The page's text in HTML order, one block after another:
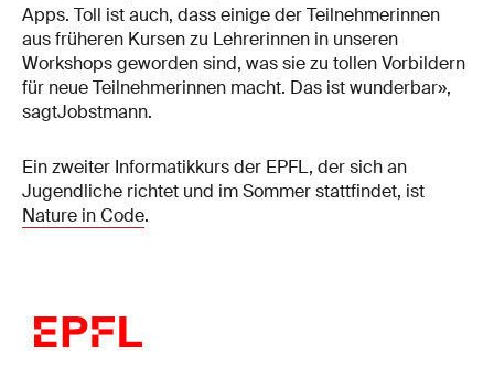
Apps. Toll ist auch, dass einige der Teilnehmerinnen
aus früheren Kursen zu Lehrerinnen in unseren
Workshops geworden sind, was sie zu tollen Vorbildern
für neue Teilnehmerinnen macht. Das ist wunderbar»,
sagtJobstmann.
Ein zweiter Informatikkurs der EPFL, der sich an
Jugendliche richtet und im Sommer stattfindet, ist
Nature in Code.